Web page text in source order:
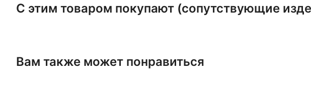
С этим товаром покупают (сопутствующие
Вам также может понравиться